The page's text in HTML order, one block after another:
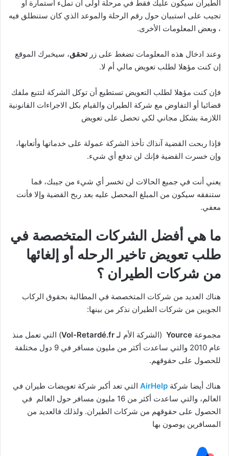
الطيران سيكون عليك فقط في مرحلة أولى أن تملء استمارة أو
تجيب على استبيان حول رقم الرحلة والموعد الذي كان ستنطلق فيه
، وبعض المعلومات الأخرى.
وعند ادخال هذه المعلومات تضغط على زرتحقق، سيخبرك الموقع
إن كنت مؤهلا لطلب تعويض مالي أم لا.
فإن كنت مؤهلا لطلب التعويض تستطيع أن توكل الشركة لتتبع ملفك
قضائيا أو التفاوض مع شركة الطيران والقيام بكل الاجراءات القانونية
اللازمة بشكل مجاني لكي تحصل على تعويض
فإذا ربحت القضية آنذاك تأخذ الشركة عمولة على خدماتها وأتعابها،
وإن خسرت القضية فإنك لن تدفع أي شيء.
يعني أنت في جميع الحالات لن تخسر أي شيء من جيبك، فما
ستنفقه سيكون من المبلغ المحصل عليه بعد ربح القضية وإلا فأنت
معفي.
ما هي أفضل الشركات المتخصصة في
طلب تعويض تاخير الرحله أو إلغائها
من شركات الطيران ؟
هناك العديد من شركات المتخصصة في المطالبة بحقوق الركاب
الجويين من شركات الطيران نذكر من بينها:
مجموعة Yource (الشركة الأم لـ Vol-Retardé.fr
) التي تعمل منذ
عام 2010 والتي ساعدت أكثر من مليون مسافر في 9 دول مختلفة
للحصول على حقوقهم.
هناك أيضا شركة AirHelp التي تعد أكبر شركة تعويضات طيران في
العالم، والتي ساعدت أكثر من 16 مليون مسافر حول العالم في
الحصول على حقوقهم من شركات الطيران. ولذلك فالعديد من
المسافرين يوصون بها